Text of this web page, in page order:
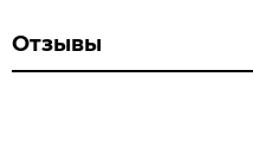
Отзывы